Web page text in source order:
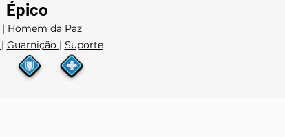
Épico
Homem da Paz
| Guarnição | Suporte